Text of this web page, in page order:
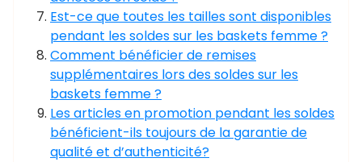
Est-ce que toutes les tailles sont disponibles
pendant les soldes sur les baskets femme ?
Comment bénéficier de remises
supplémentaires lors des soldes sur les
baskets femme ?
Les articles en promotion pendant les soldes
bénéficient-ils toujours de la garantie de
qualité et d’authenticité?